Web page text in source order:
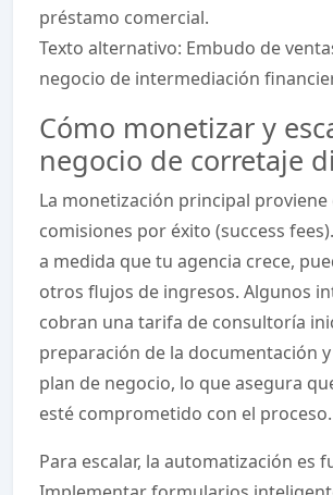
préstamo comercial.
Texto alternativo: Embudo de
negocio de intermediación
Cómo monetizar y
negocio de corretaje
La monetización principal proviene
comisiones por éxito (success
a medida que tu agencia crece,
otros flujos de ingresos. Algunos
cobran una tarifa de consultoría
preparación de la documentación
plan de negocio, lo que asegura
esté comprometido con el proceso.
Para escalar, la automatización es